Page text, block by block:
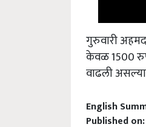
गुरुवारी
केवळ 1500
वाढली
English
Published on: